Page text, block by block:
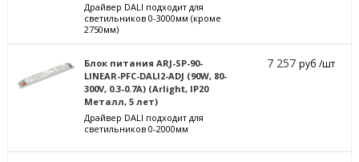
Драйвер DALI подходит для
светильников 0-3000мм (кроме
2750мм)
Блок питания ARJ-SP-90-
LINEAR-PFC-DALI2-ADJ (90W, 80-
300V, 0.3-0.7A) (Arlight, IP20
Металл, 5 лет)
Драйвер DALI подходит для
светильников 0-2000мм
7 257руб /шт